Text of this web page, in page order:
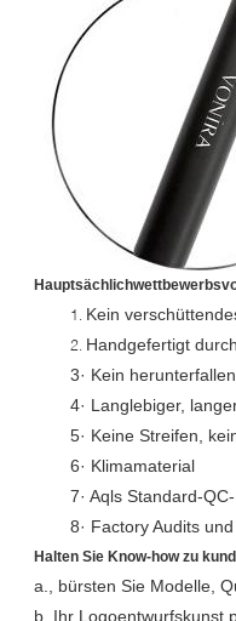
1. Kein
2. Handgefertigt
3· Kein
4· Langlebiger,
5· Keine Streifen,
6· Klimamaterial
7· Aqls Standard-
8· Factory Audits
Halten Sie Know-how zu
a., bürsten Sie Modelle,
b. Ihr Logoentwurfskunst